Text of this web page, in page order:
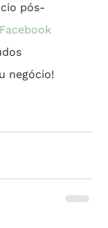
pós-
Facebook
negócio!